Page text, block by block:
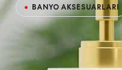
BANYO AKSESUARLARI